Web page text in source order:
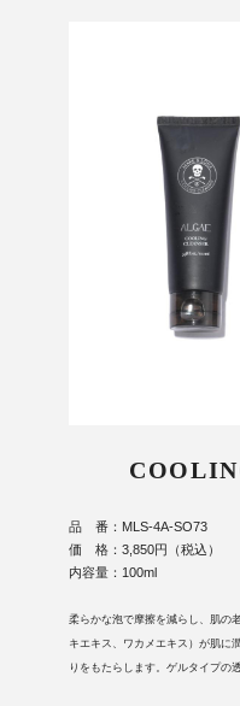
品 番：MLS-4A-SO73
価 格：3,850円（税込）
内容量：100ml
柔らかな泡で摩擦を減らし、肌の
キエキス、ワカメエキス）が肌に
りをもたらします。ゲルタイプの